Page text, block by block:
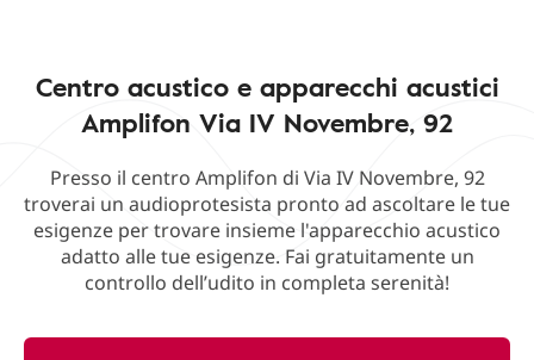
Centro acustico e apparecchi acustici
Amplifon Via IV Novembre, 92
Presso il centro Amplifon di Via IV Novembre, 92
troverai un audioprotesista pronto ad ascoltare le tue
esigenze per trovare insieme l'apparecchio acustico
adatto alle tue esigenze. Fai gratuitamente un
controllo dell’udito in completa serenità!